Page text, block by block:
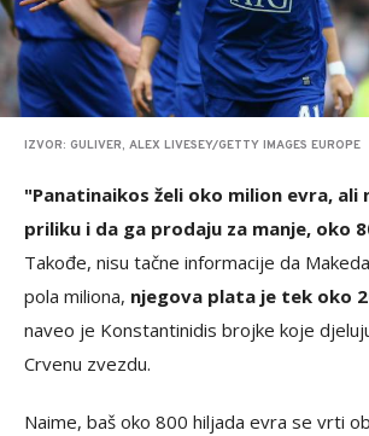
IZVOR: GULIVER, ALEX LIVESEY/GETTY IMAGES EUROPE
"Panatinaikos želi oko milion evra,
priliku i da ga prodaju za manje, oko
Takođe, nisu tačne informacije da
pola miliona, njegova plata je tek oko
naveo je Konstantinidis brojke koje
Crvenu zvezdu.
Naime, baš oko 800 hiljada evra se vrti